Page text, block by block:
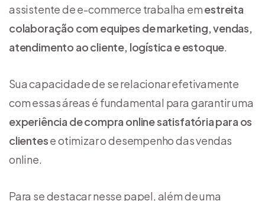
assistente de e-commerce trabalha emestreita
colaboração com equipes de marketing, vendas,
atendimento ao cliente, logística e estoque.
Sua capacidade de se relacionar efetivamente
com essas áreas é fundamental para garantir uma
experiência de compra online satisfatória para os
clientese otimizar o desempenho das vendas
online.
Para se destacar nesse papel, além de uma